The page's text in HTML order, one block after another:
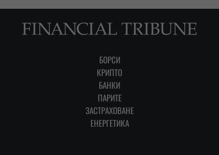
БОРСИ
КРИПТО
БАНКИ
ПАРИТЕ
ЗАСТРАХОВАНЕ
ЕНЕРГЕТИКА